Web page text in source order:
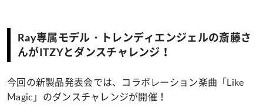
Ray専属モデル・トレンディエンジェルの斎藤さ
んがITZYとダンスチャレンジ！
今回の新製品発表会では、コラボレーション楽曲「Like
Magic」のダンスチャレンジが開催！